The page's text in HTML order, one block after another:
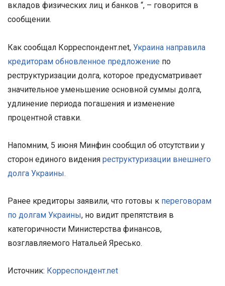
вкладов физических лиц и банков “, – говорится в
сообщении.
Как сообщал Корреспондент.net, Украина направила
кредиторам обновленное предложение по
реструктуризации долга, которое предусматривает
значительное уменьшение основной суммы долга,
удлинение периода погашения и изменение
процентной ставки.
Напомним, 5 июня Минфин сообщил об отсутствии у
сторон единого видения реструктуризации внешнего
долга Украины.
Ранее кредиторы заявили, что готовы к переговорам
по долгам Украины, но видит препятствия в
категоричности Министерства финансов,
возглавляемого Натальей Яресько.
Источник: Корреспондент.net